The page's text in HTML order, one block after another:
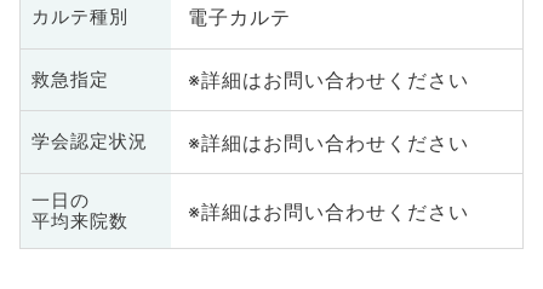
カルテ種別 電子カルテ
救急指定 ※詳細はお問い合わせください
学会認定状況 ※詳細はお問い合わせください
一日の
平均来院数
※詳細はお問い合わせください